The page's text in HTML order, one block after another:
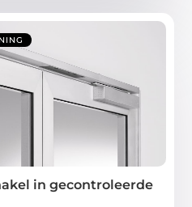
in gecontroleerde